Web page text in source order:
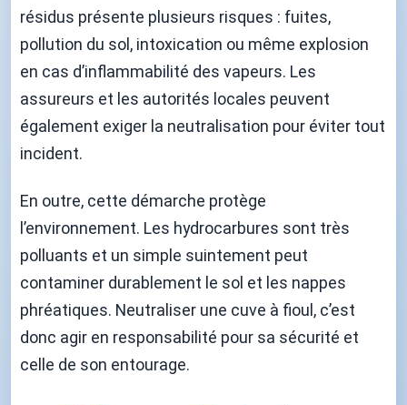
résidus présente plusieurs risques : fuites,
pollution du sol, intoxication ou même explosion
en cas d’inflammabilité des vapeurs. Les
assureurs et les autorités locales peuvent
également exiger la neutralisation pour éviter tout
incident.
En outre, cette démarche protège
l’environnement. Les hydrocarbures sont très
polluants et un simple suintement peut
contaminer durablement le sol et les nappes
phréatiques. Neutraliser une cuve à fioul, c’est
donc agir en responsabilité pour sa sécurité et
celle de son entourage.